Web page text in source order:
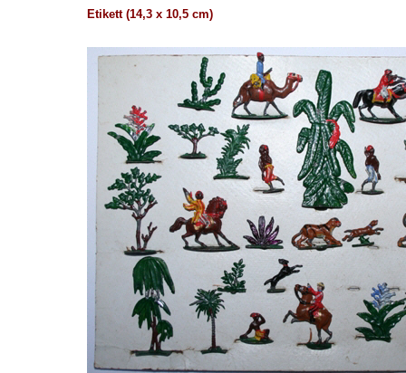
Etikett (14,3 x 10,5 cm)